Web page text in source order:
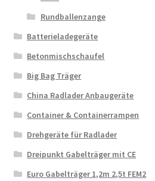
Rundballenzange
Batterieladegeräte
Betonmischschaufel
Big Bag Träger
China Radlader Anbaugeräte
Container & Containerrampen
Drehgeräte für Radlader
Dreipunkt Gabelträger mit CE
Euro Gabelträger 1,2m 2,5t FEM2